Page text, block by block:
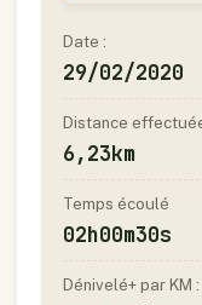
Date :
29/02/2020
Distance
6,23km
Temps écoulé
02h00m30s
Dénivelé+ par KM :